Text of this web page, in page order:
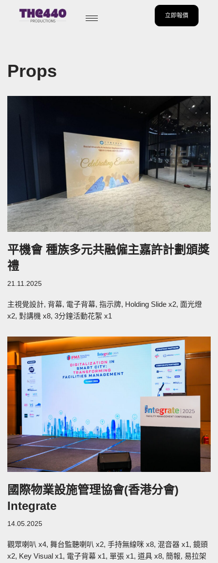
立即報價
Props
平機會 種族多元共融僱主嘉許計劃頒獎
禮
21.11.2025
主視覺設計, 背幕, 電子背幕, 指示牌, Holding Slide x2, 面光燈
x2, 對講機 x8, 3分鐘活動花絮 x1
國際物業設施管理協會(香港分會)
Integrate
14.05.2025
觀眾喇叭 x4, 舞台監聽喇叭 x2, 手持無線咪 x8, 混音器 x1, 鏡頭
x2, Key Visual x1, 電子背幕 x1, 單張 x1, 道具 x8, 簡報, 易拉架